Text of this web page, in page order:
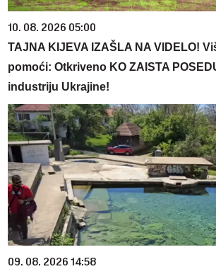
10. 08. 2026 05:00
TAJNA KIJEVA IZAŠLA NA VIDELO!
pomoći: Otkriveno KO ZAISTA
industriju Ukrajine!
09. 08. 2026 14:58